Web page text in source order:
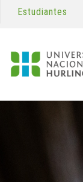
Estudiantes